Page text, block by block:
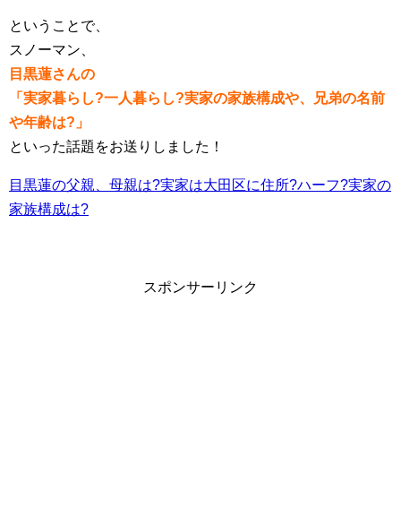
ということで、
スノーマン、
目黒蓮さんの
「実家暮らし?一人暮らし?実家の家族構成や、兄弟の名前
や年齢は?」
といった話題をお送りしました！
目黒蓮の父親、母親は?実家は大田区に住所?ハーフ?実家の
家族構成は?
スポンサーリンク